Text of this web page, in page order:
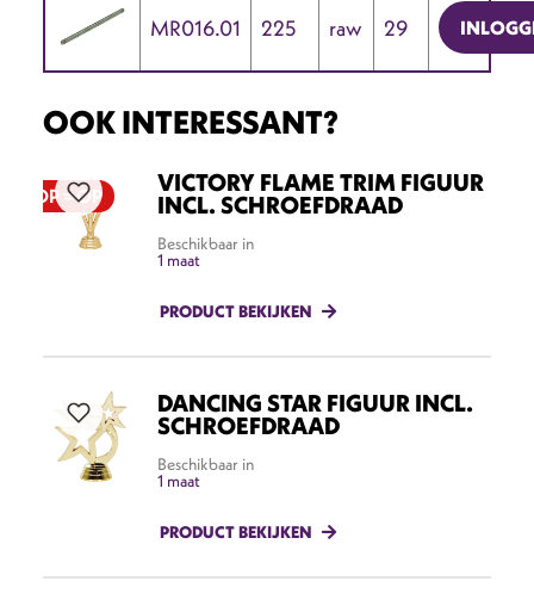
MR016.01 225 raw 29
OOK INTERESSANT?
OP = OP VICTORY FLAME TRIM FIGUUR
INCL. SCHROEFDRAAD
Beschikbaar in
1 maat
PRODUCT BEKIJKEN
DANCING STAR FIGUUR INCL.
SCHROEFDRAAD
Beschikbaar in
1 maat
PRODUCT BEKIJKEN